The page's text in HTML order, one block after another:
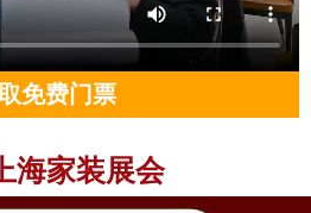
免费门票
海家装展会